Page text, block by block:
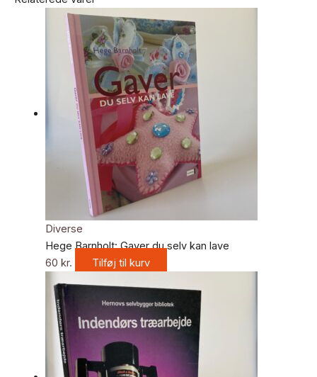
Diverse
Hege Barnholt: Gaver du selv kan lave
60 kr. Tilføj til kurv